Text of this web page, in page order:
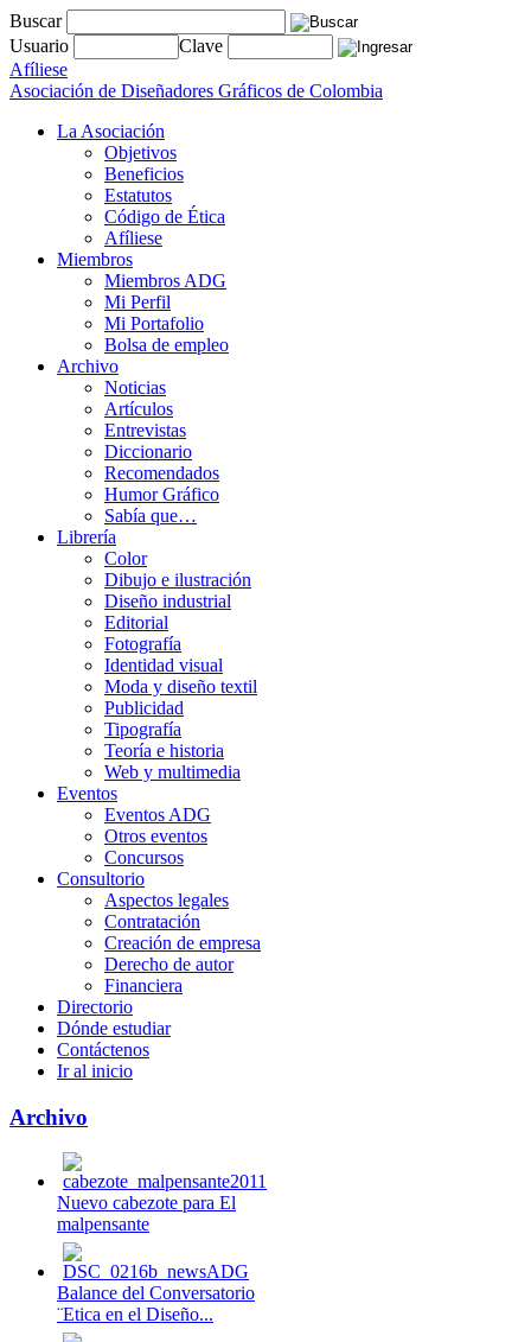
Buscar
Usuario
Clave
Afíliese
Asociación de Diseñadores Gráficos de Colombia
La Asociación
Objetivos
Beneficios
Estatutos
Código de Ética
Afíliese
Miembros
Miembros ADG
Mi Perfil
Mi Portafolio
Bolsa de empleo
Archivo
Noticias
Artículos
Entrevistas
Diccionario
Recomendados
Humor Gráfico
Sabía que…
Librería
Color
Dibujo e ilustración
Diseño industrial
Editorial
Fotografía
Identidad visual
Moda y diseño textil
Publicidad
Tipografía
Teoría e historia
Web y multimedia
Eventos
Eventos ADG
Otros eventos
Concursos
Consultorio
Aspectos legales
Contratación
Creación de empresa
Derecho de autor
Financiera
Directorio
Dónde estudiar
Contáctenos
Ir al inicio
Archivo
Nuevo cabezote para El
malpensante
Balance del Conversatorio
¨Etica en el Diseño...